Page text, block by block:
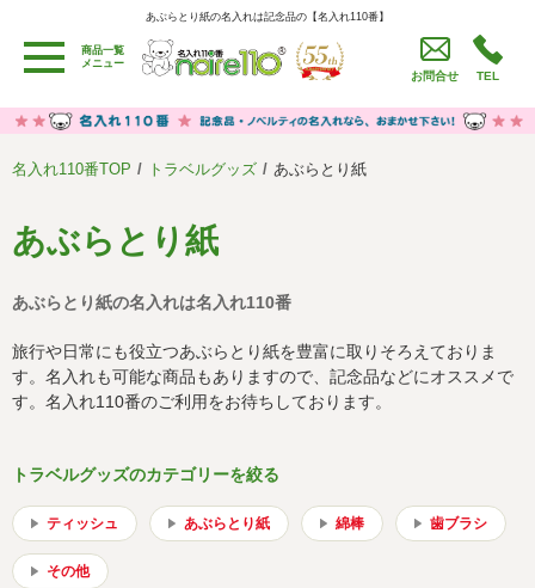
あぶらとり紙の名入れは記念品の【名入れ110番】あぶらとり紙の名入れは記念品の【名入れ110番】
商品一覧
メニュー
お問合せ TEL
用途別カテゴリ
卒園・卒業記念品
労働組合・設立記念・周年記念
うちわ・扇子・ファン
イベント・パーティーグッズ
値段別
ご利用ガイド
社会貢献活動 特定商取引法に基づく表記
よくある質問
会社概要 サイトマップ
名入れ110番TOP トラベルグッズ あぶらとり紙
あぶらとり紙
あぶらとり紙の名入れは名入れ110番
旅行や日常にも役立つあぶらとり紙を豊富に取りそろえておりま
す。名入れも可能な商品もありますので、記念品などにオススメで
す。名入れ110番のご利用をお待ちしております。
トラベルグッズのカテゴリーを絞る
ティッシュ あぶらとり紙 綿棒 歯ブラシ
その他